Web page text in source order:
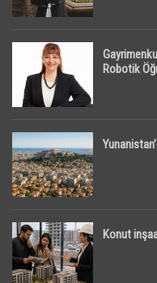
Robotik
Konut